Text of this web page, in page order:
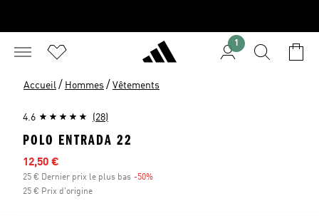
1
Accueil / Hommes / Vêtements
4.6 (28)
POLO ENTRADA 22
Prix en promo
12,50 €
25 € Dernier prix le plus bas -50%
25 € Prix d'origine